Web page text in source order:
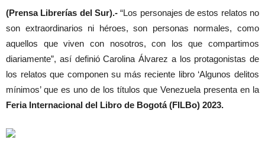
(Prensa Librerías del Sur).-“Los personajes de estos relatos no
son extraordinarios ni héroes, son personas normales, como
aquellos que viven con nosotros, con los que compartimos
diariamente”, así definió Carolina Álvarez a los protagonistas de
los relatos que componen su más reciente libro ‘Algunos delitos
mínimos’ que es uno de los títulos que Venezuela presenta en la
Feria Internacional del Libro de Bogotá (FILBo) 2023.